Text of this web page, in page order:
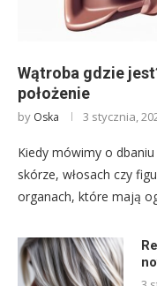
Wątroba gdzie
położenie
by Oska 3 stycznia,
Kiedy mówimy o
skórze, włosach czy
organach, które mają